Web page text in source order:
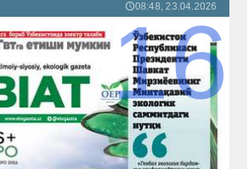
🕔08:48, 23.04.2026
16